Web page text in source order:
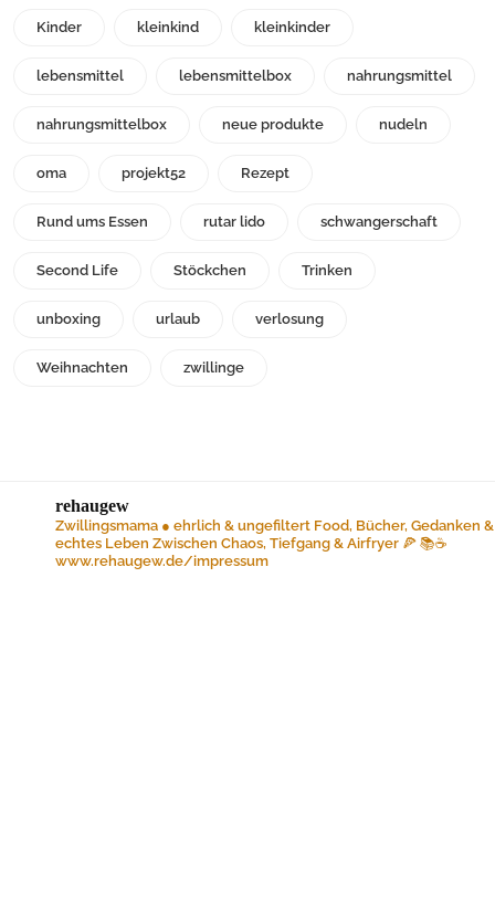
Kinder kleinkind kleinkinder
lebensmittel lebensmittelbox nahrungsmittel
nahrungsmittelbox neue produkte nudeln
oma projekt52 Rezept
Rund ums Essen rutar lido schwangerschaft
Second Life Stöckchen Trinken
unboxing urlaub verlosung
Weihnachten zwillinge
rehaugew
Zwillingsmama ● ehrlich & ungefiltert Food, Bücher, Gedanken &
echtes Leben Zwischen Chaos, Tiefgang & Airfryer 🍕 📚☕️
www.rehaugew.de/impressum